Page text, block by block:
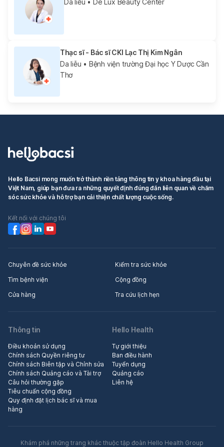
Thạc sĩ - Bác sĩ CKI Lạc Thị Kim Ngân
Da liễu • Bệnh viện trường Đại học Y Dược Cần
Thơ
Hello Bacsi mong muốn trở thành nền tảng thông tin y khoa hàng đầu tại
Việt Nam, giúp bạn đưa ra những quyết định đúng đắn liên quan về chăm
sóc sức khỏe và hỗ trợ bạn cải thiện chất lượng cuộc sống.
Kết nối với chúng tôi
Chuyên đề sức khỏe
Kiểm tra sức khỏe
Tìm bệnh viện
Cộng đồng
Cửa hàng
Tra cứu lịch hẹn
Thông tin
Điều khoản sử dụng
Chính sách Quyền riêng tư
Chính sách Biên tập và Chỉnh sửa
Chính sách Quảng cáo và Tài trợ
Câu hỏi thường gặp
Tiêu chuẩn cộng đồng
Quy định đặt lịch bác sĩ và mua
hàng
Hello Health
Tự giới thiệu
Ban điều hành
Tuyển dụng
Quảng cáo
Liên hệ
Khám phá những trang khác thuộc tập đoàn Hello Health Group